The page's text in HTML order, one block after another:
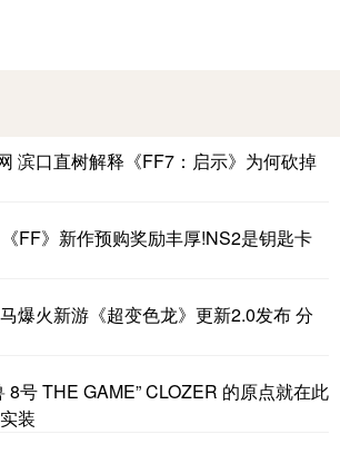
滨口直树解释《FF7：启示》为何砍掉
FF》新作预购奖励丰厚!NS2是钥匙卡
爆火新游《超变色龙》更新2.0发布 分
8号 THE GAME” CLOZER 的原点就在此
装